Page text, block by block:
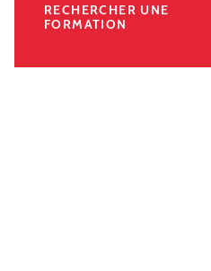
RECHERCHER UNE
FORMATION